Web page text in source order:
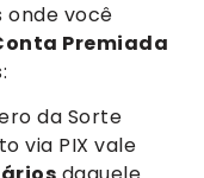
onde você
Premiada
da Sorte
via PIX vale